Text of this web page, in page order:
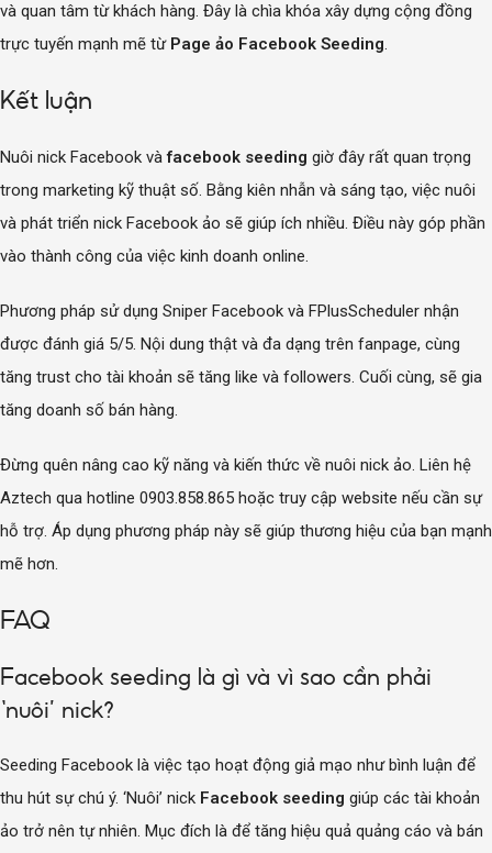
và quan tâm từ khách hàng. Đây là chìa khóa xây dựng cộng đồng
trực tuyến mạnh mẽ từ Page ảo Facebook Seeding.
Kết luận
Nuôi nick Facebook vàfacebook seeding giờ đây rất quan trọng
trong marketing kỹ thuật số. Bằng kiên nhẫn và sáng tạo, việc nuôi
và phát triển nick Facebook ảo sẽ giúp ích nhiều. Điều này góp phần
vào thành công của việc kinh doanh online.
Phương pháp sử dụng Sniper Facebook và FPlusScheduler nhận
được đánh giá 5/5. Nội dung thật và đa dạng trên fanpage, cùng
tăng trust cho tài khoản sẽ tăng like và followers. Cuối cùng, sẽ gia
tăng doanh số bán hàng.
Đừng quên nâng cao kỹ năng và kiến thức về nuôi nick ảo. Liên hệ
Aztech qua hotline 0903.858.865 hoặc truy cập website nếu cần sự
hỗ trợ. Áp dụng phương pháp này sẽ giúp thương hiệu của bạn mạnh
mẽ hơn.
FAQ
Facebook seeding là gì và vì sao cần phải
‘nuôi’ nick?
Seeding Facebook là việc tạo hoạt động giả mạo như bình luận để
thu hút sự chú ý. ‘Nuôi’ nick Facebook seeding giúp các tài khoản
ảo trở nên tự nhiên. Mục đích là để tăng hiệu quả quảng cáo và bán